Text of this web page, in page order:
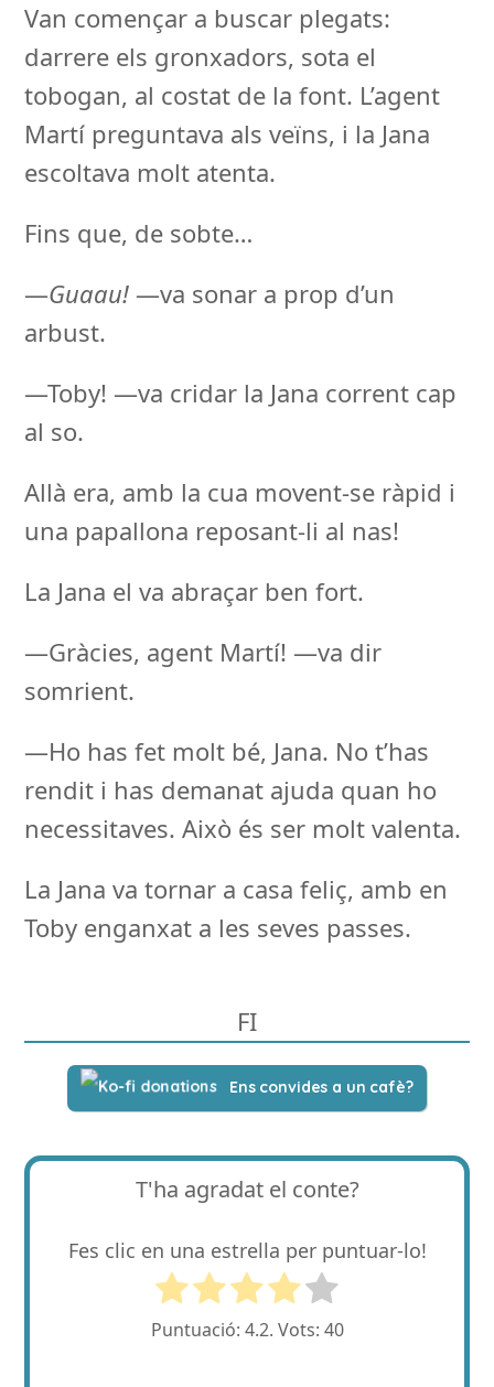
Van començar a buscar plegats:
darrere els gronxadors, sota el
tobogan, al costat de la font. L’agent
Martí preguntava als veïns, i la Jana
escoltava molt atenta.
Fins que, de sobte…
—Guaau! —va sonar a prop d’un
arbust.
—Toby! —va cridar la Jana corrent cap
al so.
Allà era, amb la cua movent-se ràpid i
una papallona reposant-li al nas!
La Jana el va abraçar ben fort.
—Gràcies, agent Martí! —va dir
somrient.
—Ho has fet molt bé, Jana. No t’has
rendit i has demanat ajuda quan ho
necessitaves. Això és ser molt valenta.
La Jana va tornar a casa feliç, amb en
Toby enganxat a les seves passes.
FI
Ens convides a un cafè?
T'ha agradat el conte?
Fes clic en una estrella per puntuar-lo!
Puntuació: 4.2. Vots: 40